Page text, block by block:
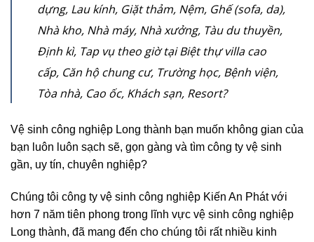
dựng, Lau kính, Giặt thảm, Nệm, Ghế (sofa, da),
Nhà kho, Nhà máy, Nhà xưởng, Tàu du thuyền,
Định kì, Tap vụ theo giờ tại Biệt thự villa cao
cấp, Căn hộ chung cư, Trường học, Bệnh viện,
Tòa nhà, Cao ốc, Khách sạn, Resort?
Vệ sinh công nghiệp Long thành bạn muốn không gian của
bạn luôn luôn sạch sẽ, gọn gàng và tìm công ty vệ sinh
gần, uy tín, chuyên nghiệp?
Chúng tôi công ty vệ sinh công nghiệp Kiến An Phát với
hơn 7 năm tiên phong trong lĩnh vực vệ sinh công nghiệp
Long thành, đã mang đến cho chúng tôi rất nhiều kinh